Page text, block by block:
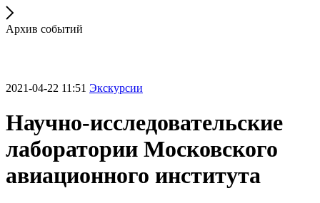
Архив событий
2021-04-22 11:51 Экскурсии
Научно-исследовательские
лаборатории Московского
авиационного института